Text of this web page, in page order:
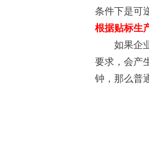
条件下是可
根据贴标生
如果企业
要求，会产
钟，那么普